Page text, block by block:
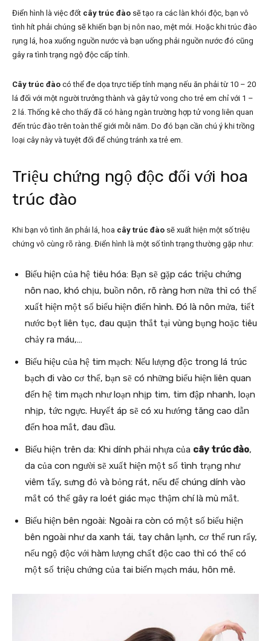
Điển hình là việc đốt cây trúc đào sẽ tạo ra các làn khói độc, bạn vô
tình hít phải chúng sẽ khiến bạn bị nôn nao, mệt mỏi. Hoặc khi trúc đào
rụng lá, hoa xuống nguồn nước và bạn uống phải nguồn nước đó cũng
gây ra tình trạng ngộ độc cấp tính.
Cây trúc đào có thể đe dọa trực tiếp tính mạng nếu ăn phải từ 10 – 20
lá đối với một người trưởng thành và gây tử vong cho trẻ em chỉ với 1 –
2 lá. Thống kê cho thấy đã có hàng ngàn trường hợp tử vong liên quan
đến trúc đào trên toàn thế giới mỗi năm. Do đó bạn cần chú ý khi trồng
loại cây này và tuyệt đối để chúng tránh xa trẻ em.
Triệu chứng ngộ độc đối với hoa
trúc đào
Khi bạn vô tình ăn phải lá, hoa cây trúc đào sẽ xuất hiện một số triệu
chứng vô cùng rõ ràng. Điển hình là một số tình trạng thường gặp như:
Biểu hiện của hệ tiêu hóa: Bạn sẽ gặp các triệu chứng
nôn nao, khó chịu, buồn nôn, rõ ràng hơn nữa thì có thể
xuất hiện một số biểu hiện điển hình. Đó là nôn mửa, tiết
nước bọt liên tục, đau quặn thắt tại vùng bụng hoặc tiêu
chảy ra máu,…
Biểu hiệu của hệ tim mạch: Nếu lượng độc trong lá trúc
bạch đi vào cơ thể, bạn sẽ có những biểu hiện liên quan
đến hệ tim mạch như loạn nhịp tim, tim đập nhanh, loạn
nhịp, tức ngực. Huyết áp sẽ có xu hướng tăng cao dẫn
đến hoa mắt, đau đầu.
Biểu hiện trên da: Khi dính phải nhựa của cây trúc đào,
da của con người sẽ xuất hiện một số tình trạng như
viêm tấy, sưng đỏ và bỏng rát, nếu để chúng dính vào
mắt có thể gây ra loét giác mạc thậm chí là mù mắt.
Biểu hiện bên ngoài: Ngoài ra còn có một số biểu hiện
bên ngoài như da xanh tái, tay chân lạnh, cơ thể run rẩy,
nếu ngộ độc với hàm lượng chất độc cao thì có thể có
một số triệu chứng của tai biến mạch máu, hôn mê.